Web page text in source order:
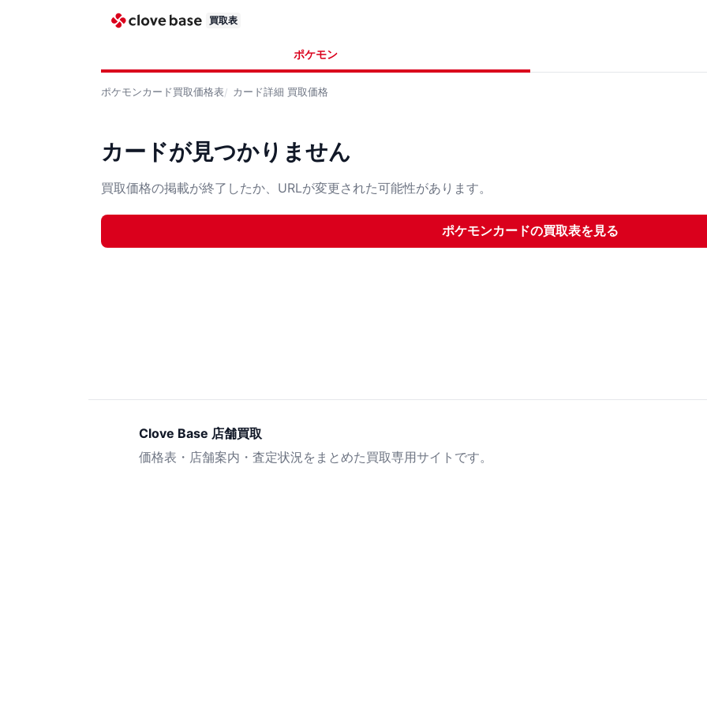
買取表
ポケモン
ポケモンカード買取価格表 カード詳細 買取価格
カードが見つかりません
買取価格の掲載が終了したか、URLが変更された可能性があります。
ポケモンカードの買取表を見る
Clove Base 店舗買取
価格表・店舗案内・査定状況をまとめた買取専用サイトです。